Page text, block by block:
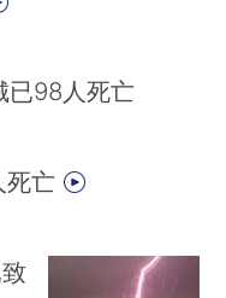
已98人死亡
死亡